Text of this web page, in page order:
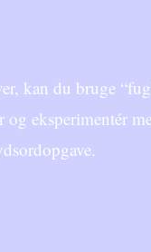
kan du bruge
eksperimentér